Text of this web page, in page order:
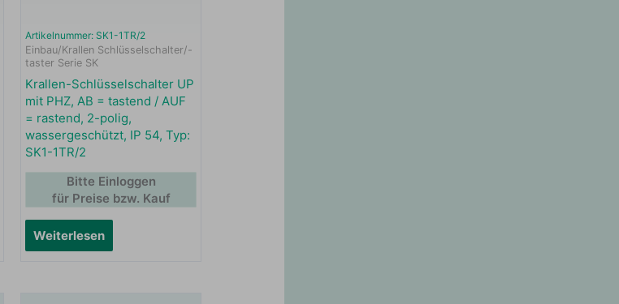
Artikelnummer: SK1-1TR/2
Einbau/Krallen Schlüsselschalter/-
taster Serie SK
Krallen-Schlüsselschalter UP
mit PHZ, AB = tastend / AUF
= rastend, 2-polig,
wassergeschützt, IP 54, Typ:
SK1-1TR/2
Weiterlesen
Bitte Einloggen
für Preise bzw. Kauf